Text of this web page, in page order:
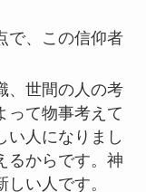
で、この信仰者
、世間の人の考
って物事考えて
い人になりまし
るからです。神
い人です。